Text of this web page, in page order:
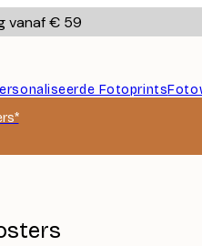
vanaf € 59
Fotoprints